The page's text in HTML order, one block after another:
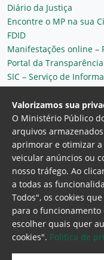
Diário da Justiça
Encontre o MP na sua
FDID
Manifestações online –
Portal da Transparência
SIC – Serviço de
Plantão MP do Ceará
Secretaria Geral
Valorizamos sua
O Ministério Público
arquivos
aprimorar e otimizar a
veicular anúncios ou
nosso tráfego. Ao
a todas as
Todos", os cookies
para o funcionamento
escolher quais quer
cookies". Politica de